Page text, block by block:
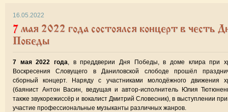
16.05.2022
7 мая 2022 года состоялся концерт в честь Дня
Победы
7 мая 2022 года , в преддверии Дня Победы, в доме клира при
Воскресения Словущего в Даниловской слободе прошёл
сборный концерт. Наряду с участниками молодёжного движения
(баянист Антон Васин, ведущая и автор-исполнитель Юлия
также звукорежиссёр и вокалист Дмитрий Словесник), в выступлении
участие профессиональные музыканты различных жанров.